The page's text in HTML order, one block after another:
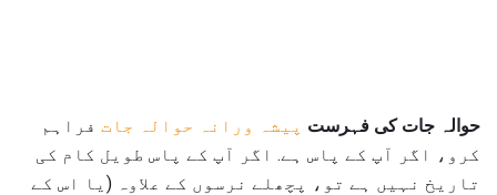
حوالہ جات کی فہرست پیشہ ورانہ حوالہ جات فراہم
کرو، اگر آپ کے پاس ہے. اگر آپ کے پاس طویل کام کی
تاریخ نہیں ہے تو، پچھلے نرسوں کے علاوہ (یا اس کے